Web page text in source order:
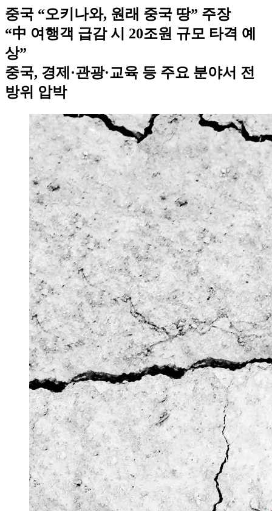
중국 “오키나와, 원래 중국 땅” 주장
“中 여행객 급감 시 20조원 규모 타격 예
상”
중국, 경제·관광·교육 등 주요 분야서 전
방위 압박